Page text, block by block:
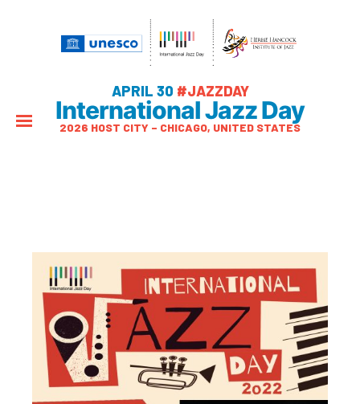
APRIL 30 #JAZZDAY
International Jazz Day
2026 HOST CITY – CHICAGO, UNITED STATES